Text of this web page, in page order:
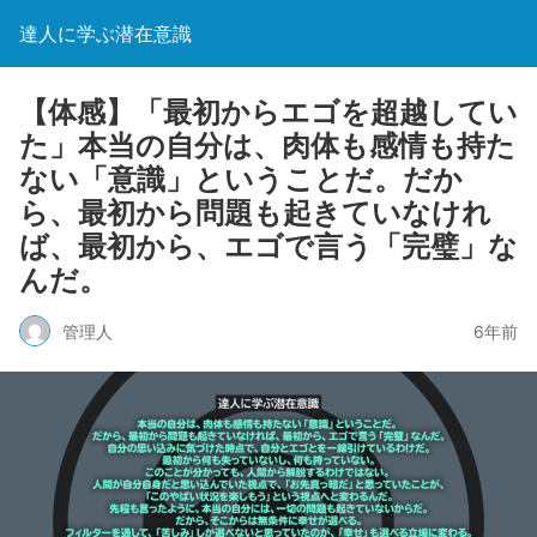
達人に学ぶ潜在意識
【体感】「最初からエゴを超越してい
た」本当の自分は、肉体も感情も持た
ない「意識」ということだ。だか
ら、最初から問題も起きていなけれ
ば、最初から、エゴで言う「完璧」な
んだ。
管理人 6年前